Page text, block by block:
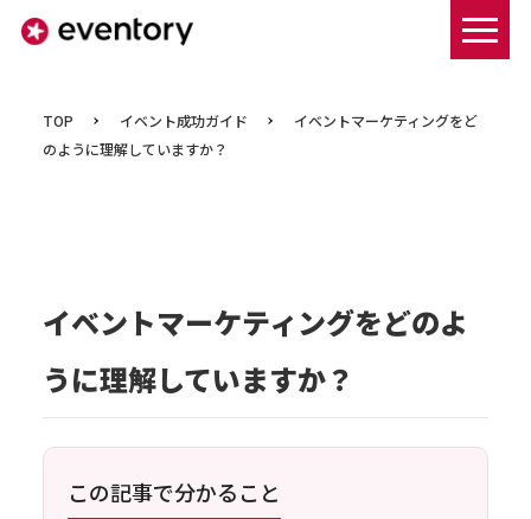
TOP イベント成功ガイド
イベントマーケティングをど
のように理解していますか？
イベントマーケティングをどのよ
うに理解していますか？
この記事で分かること